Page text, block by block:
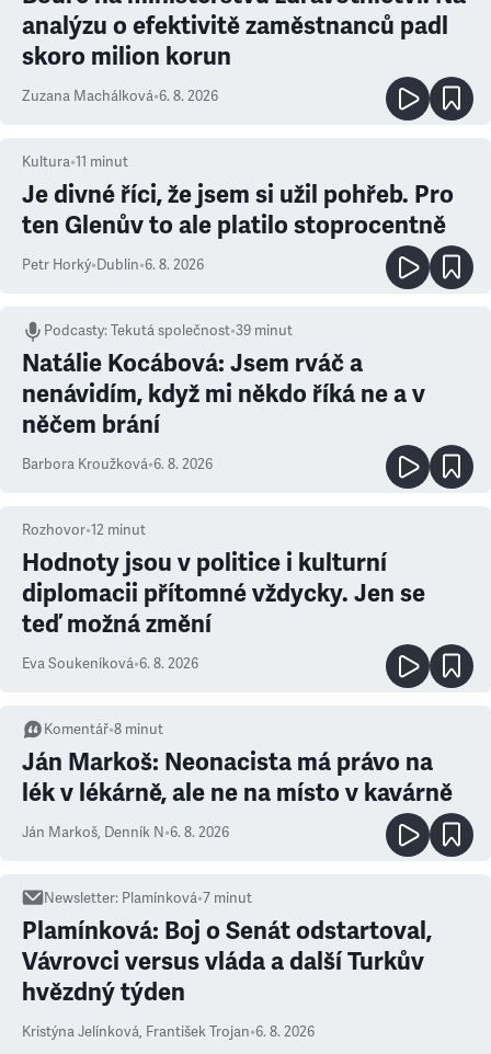
analýzu o efektivitě zaměstnanců padl
skoro milion korun
Zuzana Machálková•6. 8. 2026
Kultura•11 minut
Je divné říci, že jsem si užil pohřeb. Pro
ten Glenův to ale platilo stoprocentně
Petr Horký•Dublin•6. 8. 2026
Podcasty:Tekutá společnost•39 minut
Natálie Kocábová: Jsem rváč a
nenávidím, když mi někdo říká ne a v
něčem brání
Barbora Kroužková•6. 8. 2026
Rozhovor•12 minut
Hodnoty jsou v politice i kulturní
diplomacii přítomné vždycky. Jen se
teď možná změní
Eva Soukeníková•6. 8. 2026
Komentář•8 minut
Ján Markoš: Neonacista má právo na
lék v lékárně, ale ne na místo v kavárně
Ján Markoš, Denník N•6. 8. 2026
Newsletter: Plamínková•7 minut
Plamínková: Boj o Senát odstartoval,
Vávrovci versus vláda a další Turkův
hvězdný týden
Kristýna Jelínková, František Trojan•6. 8. 2026